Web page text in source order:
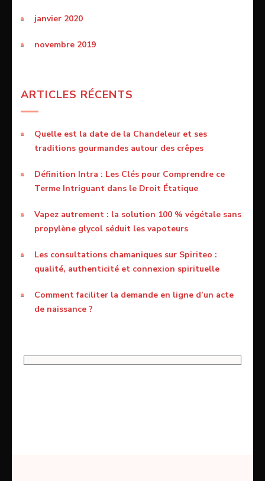
janvier 2020
novembre 2019
ARTICLES RÉCENTS
Quelle est la date de la Chandeleur et ses
traditions gourmandes autour des crêpes
Définition Intra : Les Clés pour Comprendre ce
Terme Intriguant dans le Droit Étatique
Vapez autrement : la solution 100 % végétale sans
propylène glycol séduit les vapoteurs
Les consultations chamaniques sur Spiriteo :
qualité, authenticité et connexion spirituelle
Comment faciliter la demande en ligne d’un acte
de naissance ?